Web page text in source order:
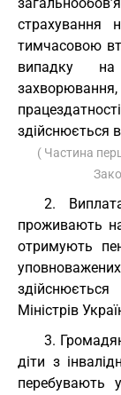
страхування
тимчасовою
випадку на
здійснюється
( Частина
2.
проживають
отримують
Міністрів
3.
діти з
перебувають